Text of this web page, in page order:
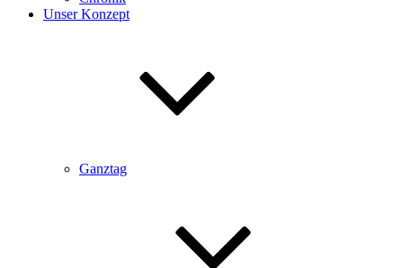
Unser Konzept
Ganztag